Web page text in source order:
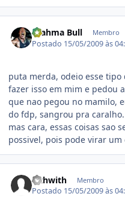
Brahma Bull Membro
Postado 15/05/2009 às
puta merda, odeio esse
fazer isso em mim e pedou
que nao pegou no mamilo,
do fdp, sangrou pra
mas cara, essas coisas sao
possivel, pois pode virar um
wthwith Membro
Postado 15/05/2009 às